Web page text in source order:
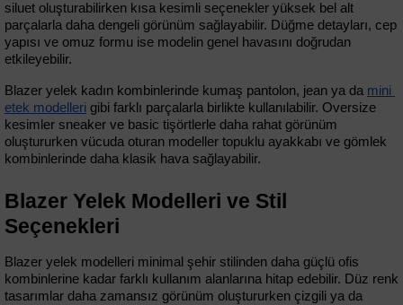
siluet oluşturabilirken kısa kesimli seçenekler yüksek bel alt
parçalarla daha dengeli görünüm sağlayabilir. Düğme detayları, cep
yapısı ve omuz formu ise modelin genel havasını doğrudan
etkileyebilir.
Blazer yelek kadın kombinlerinde kumaş pantolon, jean ya da mini
etek modelleri gibi farklı parçalarla birlikte kullanılabilir. Oversize
kesimler sneaker ve basic tişörtlerle daha rahat görünüm
oluştururken vücuda oturan modeller topuklu ayakkabı ve gömlek
kombinlerinde daha klasik hava sağlayabilir.
Blazer Yelek Modelleri ve Stil
Seçenekleri
Blazer yelek modelleri minimal şehir stilinden daha güçlü ofis
kombinlerine kadar farklı kullanım alanlarına hitap edebilir. Düz renk
tasarımlar daha zamansız görünüm oluştururken çizgili ya da